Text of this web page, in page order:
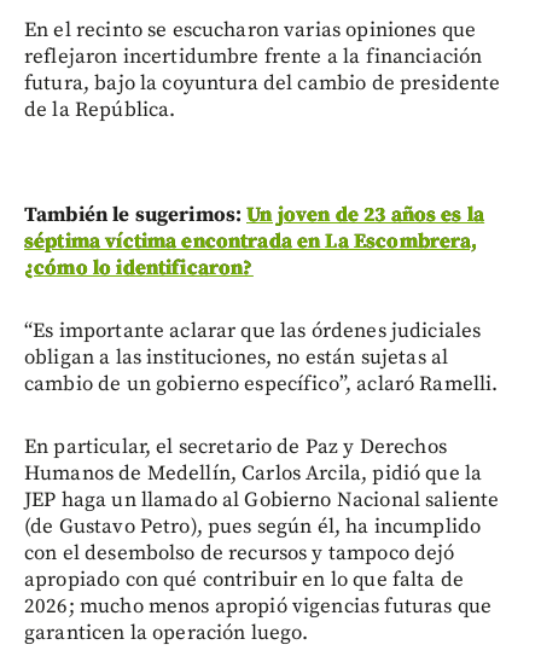
En el recinto se escucharon varias opiniones que
reflejaron incertidumbre frente a la financiación
futura, bajo la coyuntura del cambio de presidente
de la República.
También le sugerimos:Un joven de 23 años es la
séptima víctima encontrada en La Escombrera,
¿cómo lo identificaron?
“Es importante aclarar que las órdenes judiciales
obligan a las instituciones, no están sujetas al
cambio de un gobierno específico”, aclaró Ramelli.
En particular, el secretario de Paz y Derechos
Humanos de Medellín, Carlos Arcila, pidió que la
JEP haga un llamado al Gobierno Nacional saliente
(de Gustavo Petro), pues según él, ha incumplido
con el desembolso de recursos y tampoco dejó
apropiado con qué contribuir en lo que falta de
2026; mucho menos apropió vigencias futuras que
garanticen la operación luego.